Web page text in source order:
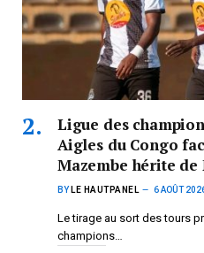
Ligue des
Aigles du Congo
Mazembe hérite de
BY LE HAUTPANEL 6 AOÛT
Le tirage au sort des tours
champions…